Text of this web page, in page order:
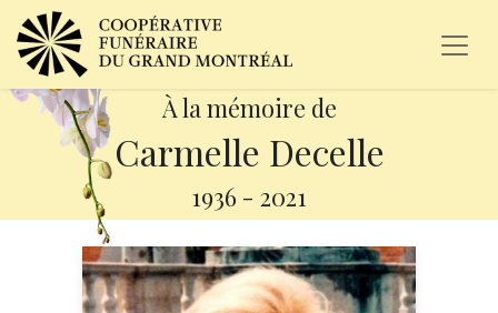
À la mémoire de
Carmelle Decelle
1936 - 2021